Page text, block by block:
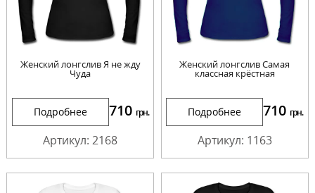
Женский лонгслив Я не жду
Чуда
Подробнее 710 грн.
Артикул: 2168
Женский лонгслив Самая
классная крёстная
Подробнее 710 грн.
Артикул: 1163